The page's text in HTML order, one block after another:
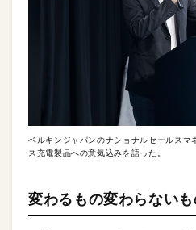
ベルキンジャパンのナショナルセールスマ
ス充電製品への意気込みを語った。
変わるもの変わらないも